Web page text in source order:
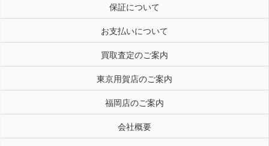
保証について
お支払いについて
買取査定のご案内
東京用賀店のご案内
福岡店のご案内
会社概要